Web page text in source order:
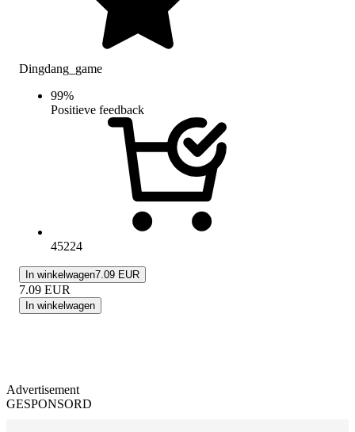
Dingdang_game
99%
Positieve feedback
45224
In winkelwagen7.09 EUR
7.09 EUR
In winkelwagen
Advertisement
GESPONSORD